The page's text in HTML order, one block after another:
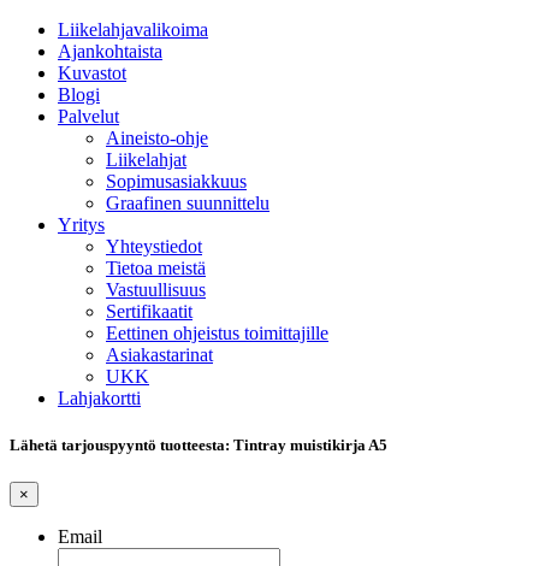
Liikelahjavalikoima
Ajankohtaista
Kuvastot
Blogi
Palvelut
Aineisto-ohje
Liikelahjat
Sopimusasiakkuus
Graafinen suunnittelu
Yritys
Yhteystiedot
Tietoa meistä
Vastuullisuus
Sertifikaatit
Eettinen ohjeistus toimittajille
Asiakastarinat
UKK
Lahjakortti
Lähetä tarjouspyyntö tuotteesta: Tintray muistikirja A5
×
Email